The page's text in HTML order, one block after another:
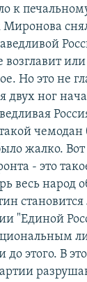
к
Миронова
Но это не
двух ног
чемодан
жалко. Вот
- это
весь народ
"Единой
этого. В